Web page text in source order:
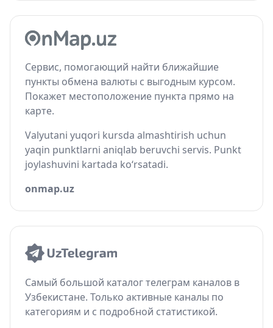
Сервис, помогающий найти ближайшие
пункты обмена валюты с выгодным курсом.
Покажет местоположение пункта прямо на
карте.
Valyutani yuqori kursda almashtirish uchun
yaqin punktlarni aniqlab beruvchi servis. Punkt
joylashuvini kartada ko‘rsatadi.
onmap.uz
Самый большой каталог телеграм каналов в
Узбекистане. Только активные каналы по
категориям и с подробной статистикой.